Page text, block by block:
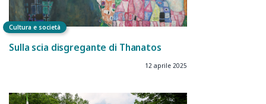
Cultura e società
Sulla scia disgregante di Thanatos
12 aprile 2025